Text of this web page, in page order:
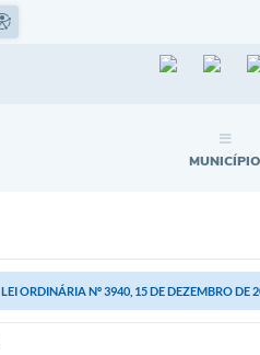
MUNICÍPIO
LEI ORDINÁRIA Nº 3940, 15 DE DEZEMBRO DE